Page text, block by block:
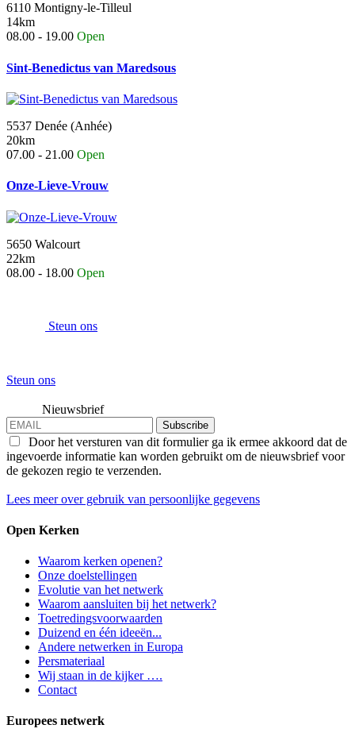
6110 Montigny-le-Tilleul
14km
08.00 - 19.00 Open
Sint-Benedictus van Maredsous
5537 Denée (Anhée)
20km
07.00 - 21.00 Open
Onze-Lieve-Vrouw
5650 Walcourt
22km
08.00 - 18.00 Open
Steun ons
Steun ons
Nieuwsbrief
Subscribe
Door het versturen van dit formulier ga ik ermee akkoord dat de
ingevoerde informatie kan worden gebruikt om de nieuwsbrief voor
de gekozen regio te verzenden.
Lees meer over gebruik van persoonlijke gegevens
Open Kerken
Waarom kerken openen?
Onze doelstellingen
Evolutie van het netwerk
Waarom aansluiten bij het netwerk?
Toetredingsvoorwaarden
Duizend en één ideeën...
Andere netwerken in Europa
Persmateriaal
Wij staan in de kijker ….
Contact
Europees netwerk